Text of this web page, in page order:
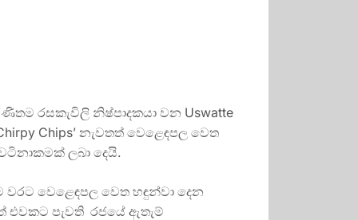
රසකැවිලි නිෂ්පාදකයා වන Uswatte
Chips’ නැවතත් වෙළෙඳපල වෙත
ලබා දෙයි.
වරට වෙළෙඳපල වෙත හඳුන්වා දෙන
එවකට පැවති රජයේ ඇතැම්